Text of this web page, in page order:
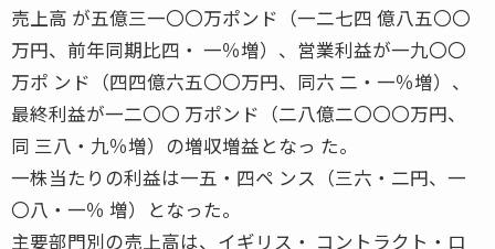
売上高 が五億三一〇〇万ポンド（一二七四 億八五〇〇
万円、前年同期比四・ 一％増）、営業利益が一九〇〇
万ポ ンド（四四億六五〇〇万円、同六 二・一％増）、
最終利益が一二〇〇 万ポンド（二八億二〇〇〇万円、
同 三八・九％増）の増収増益となっ た。
一株当たりの利益は一五・四ペ ンス（三六・二円、一
〇八・一％ 増）となった。
主要部門別の売上高は、イギリス・ コントラクト・ロ